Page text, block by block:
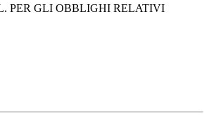
PER GLI OBBLIGHI RELATIVI